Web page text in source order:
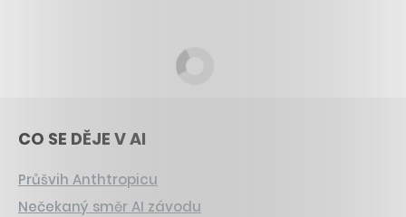
CO SE DĚJE V AI
Průšvih Anthtropicu
Nečekaný směr AI závodu